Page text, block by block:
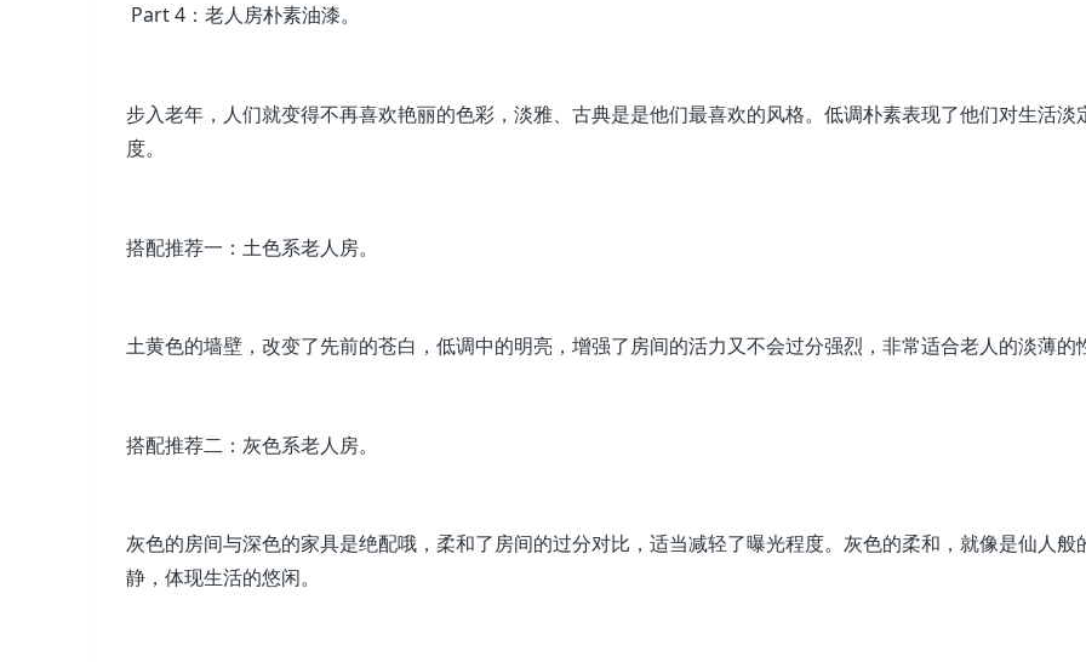
Part 4：老人房朴素油漆。
步入老年，人们就变得不再喜欢艳丽的色彩，淡雅、古典是是他们最喜欢的风格。低调朴素表现了他们对生活淡
度。
搭配推荐一：土色系老人房。
土黄色的墙壁，改变了先前的苍白，低调中的明亮，增强了房间的活力又不会过分强烈，非常适合老人的淡薄的
搭配推荐二：灰色系老人房。
灰色的房间与深色的家具是绝配哦，柔和了房间的过分对比，适当减轻了曝光程度。灰色的柔和，就像是仙人般
静，体现生活的悠闲。